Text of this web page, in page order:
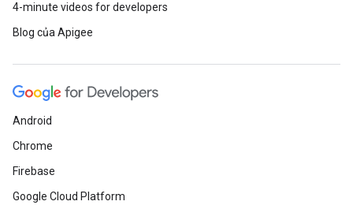
4-minute videos for developers
Blog của Apigee
Android
Chrome
Firebase
Google Cloud Platform